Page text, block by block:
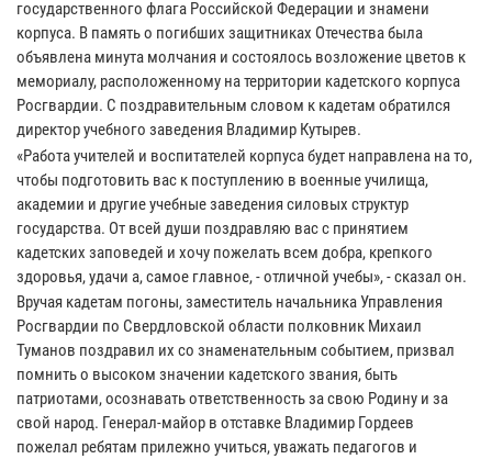
государственного флага Российской Федерации и знамени
корпуса. В память о погибших защитниках Отечества была
объявлена минута молчания и состоялось возложение цветов к
мемориалу, расположенному на территории кадетского корпуса
Росгвардии. С поздравительным словом к кадетам обратился
директор учебного заведения Владимир Кутырев.
«Работа учителей и воспитателей корпуса будет направлена на то,
чтобы подготовить вас к поступлению в военные училища,
академии и другие учебные заведения силовых структур
государства. От всей души поздравляю вас с принятием
кадетских заповедей и хочу пожелать всем добра, крепкого
здоровья, удачи а, самое главное, - отличной учебы», - сказал он.
Вручая кадетам погоны, заместитель начальника Управления
Росгвардии по Свердловской области полковник Михаил
Туманов поздравил их со знаменательным событием, призвал
помнить о высоком значении кадетского звания, быть
патриотами, осознавать ответственность за свою Родину и за
свой народ. Генерал-майор в отставке Владимир Гордеев
пожелал ребятам прилежно учиться, уважать педагогов и